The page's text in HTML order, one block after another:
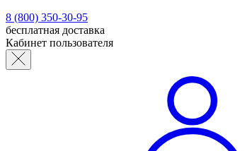
8 (800) 350-30-95
бесплатная доставка
Кабинет пользователя